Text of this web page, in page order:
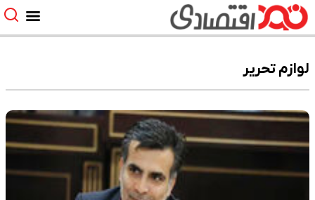
لوازم تحریر